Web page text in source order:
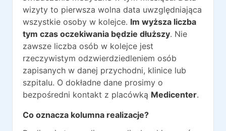
wizyty to pierwsza wolna data uwzględniająca
wszystkie osoby w kolejce. Im wyższa liczba
tym czas oczekiwania będzie dłuższy. Nie
zawsze liczba osób w kolejce jest
rzeczywistym odzwierdziedleniem osób
zapisanych w danej przychodni, klinice lub
szpitalu. O dokładne dane prosimy o
bezpośredni kontakt z placówką Medicenter.
Co oznacza kolumna realizacje?